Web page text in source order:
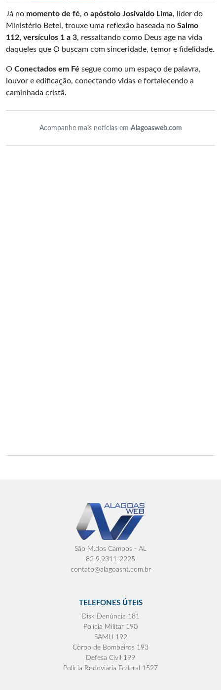
Já no momento de fé, o apóstolo Josivaldo Lima, líder do
Ministério Betel, trouxe uma reflexão baseada no Salmo
112, versículos 1 a 3, ressaltando como Deus age na vida
daqueles que O buscam com sinceridade, temor e fidelidade.
O Conectados em Fé segue como um espaço de palavra,
louvor e edificação, conectando vidas e fortalecendo a
caminhada cristã.
Acompanhe mais notícias em Alagoasweb.com
São M.dos Campos - AL
82 9.9311-2225
contato@alagoasnt.com.br
TELEFONES ÚTEIS
Disk Denúncia 181
Polícia Militar 190
SAMU 192
Corpo de Bombeiros 193
Defesa Civil 199
Polícia Rodoviária Federal 1527